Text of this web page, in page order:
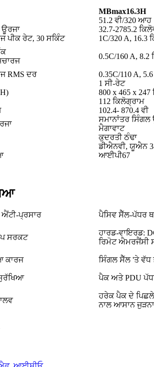
MBmax16.3H
51.2 ਵੀ/320 ਆਹ
32.7-2785.2
ਪੀਕ ਰੇਟ, 30 ਸਕਿੰਟ
1C/320 A, 16.3
0.5C/160 A, 8.2
RMS ਦਰ
0.35C/110 A,
1 ਸੀ-ਰੇਟ
800 x 465 x 247
112 ਕਿਲੋਗ੍ਰਾਮ
102.4- 870.4 ਵੀ
ਸਮਾਨਾਂਤਰ ਸਿੰਗਲ
ਮੈਗਾਵਾਟ
ਕੁਦਰਤੀ ਠੰਢਾ
ਡੀਐਨਵੀ, ਯੂਐਨ
ਆਈਪੀ67
ਪ੍ਰਸਾਰ ਪੈਸਿਵ ਸੈੱਲ-
ਸਰਕਟ
ਹਾਰਡ-ਵਾਇਰਡ:
ਰਿਮੋਟ ਐਮਰਜੈਂਸੀ
ਕਾਰਜ ਸਿੰਗਲ ਸੈੱਲ 'ਤੇ ਵੱਧ
ਪੈਕ ਅਤੇ PDU
ਹਰੇਕ ਪੈਕ ਦੇ
ਨਾਲ ਆਸਾਨ ਜੁੜਨਾ